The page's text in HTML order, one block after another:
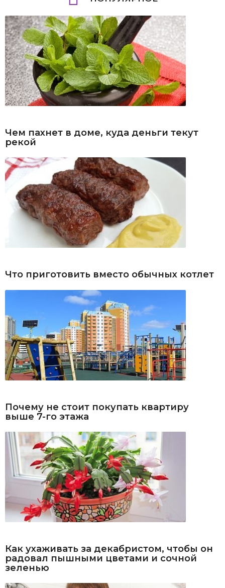
Чем пахнет в доме, куда деньги текут
рекой
Что приготовить вместо обычных котлет
Почему не стоит покупать квартиру
выше 7-го этажа
Как ухаживать за декабристом, чтобы он
радовал пышными цветами и сочной
зеленью